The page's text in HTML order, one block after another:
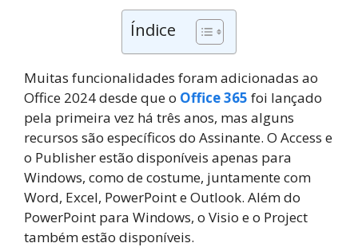
Índice
Muitas funcionalidades foram adicionadas ao
Office 2024 desde que o Office 365 foi lançado
pela primeira vez há três anos, mas alguns
recursos são específicos do Assinante. O Access e
o Publisher estão disponíveis apenas para
Windows, como de costume, juntamente com
Word, Excel, PowerPoint e Outlook. Além do
PowerPoint para Windows, o Visio e o Project
também estão disponíveis.